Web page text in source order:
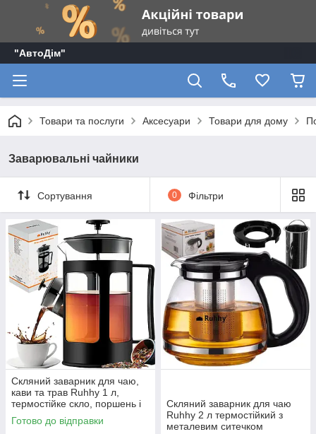
"АвтоДім"
Товари та послуги Аксесуари Товари для дому
Заварювальні чайники
Сортування 0 Фільтри
Скляний заварник для чаю,
кави та трав Ruhhy 1 л,
термостійке скло, поршень і
сітчастий фільтр із неіржавкої
сталі (24565)
Готово до відправки
Скляний заварник для чаю
Ruhhy 2 л термостійкий з
металевим ситечком